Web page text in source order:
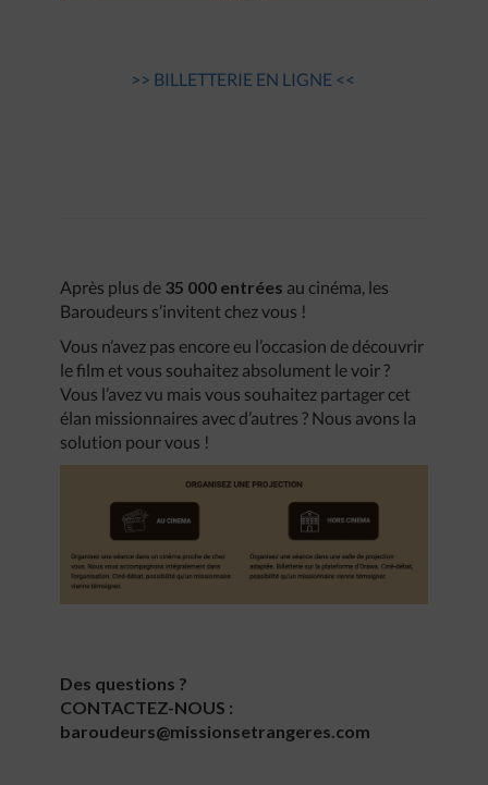
>> BILLETTERIE EN LIGNE <<
Après plus de 35 000 entrées au cinéma, les
Baroudeurs s’invitent chez vous !
Vous n’avez pas encore eu l’occasion de découvrir
le film et vous souhaitez absolument le voir ?
Vous l’avez vu mais vous souhaitez partager cet
élan missionnaires avec d’autres ? Nous avons la
solution pour vous !
Des questions ?
CONTACTEZ-NOUS :
baroudeurs@missionsetrangeres.com